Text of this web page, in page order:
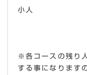
小人
※各コースの残り
する事になります